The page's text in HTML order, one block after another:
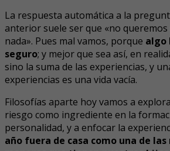
La respuesta automática a la
anterior suele ser que «no queremos
nada». Pues mal vamos, porque algo
seguro; y mejor que sea así, en
sino la suma de las experiencias, y
experiencias es una vida vacía.
Filosofías aparte hoy vamos a
riesgo como ingrediente en la
personalidad, y a enfocar la
año fuera de casa como una de